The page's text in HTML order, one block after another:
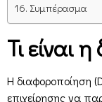
Συμπέρασμα
Τι είναι
Η διαφοροποίηση
επιχείρησης να